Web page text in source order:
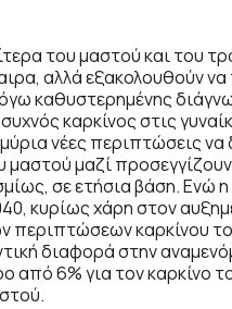
του μαστού και
αλλά εξακολουθούν
καθυστερημένης
καρκίνος στις
νέες περιπτώσεις
μαστού μαζί
σε ετήσια βάση. Ενώ
κυρίως χάρη στον
καρκίνου
διαφορά στην
από 6% για τον